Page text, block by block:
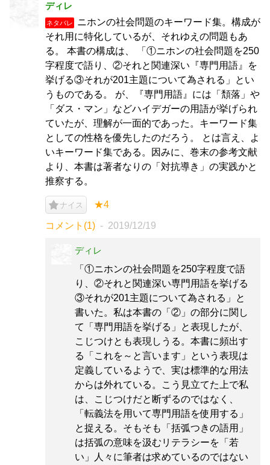
ディレ
ネタバレ
ニホンの社会問題のキーワード集。構成が
それ用に特化しているが、それゆえの問題もあ
る。 本書の構成は、 「①ニホンの社会問題を250
字程度で語り、②それと関連深い『専門用語』を
挙げる③それが201主題について為される」とい
うものである。 が、『専門用語』には「頽落」や
「ダス・マン」などハイデガーの用語が挙げられ
ていたが、理解が一面的であった。キーワード集
としての性格を優先したのだろう。 とは言え、よ
いキーワード集である。因みに、巻末の参考文献
より、本書は著者なりの「対抗導き」の実践かと
推察する。
ナイス ★4
コメント(1) 2019/12/19
ディレ
「①ニホンの社会問題を250字程度で語
り、②それと関連深い専門用語を挙げる
③それが201主題について為される」と
書いた。私は本書の「②」の部分に関し
て「専門用語を挙げる」と表現したが、
こじつけとも表現しうる。本書に頻出す
る「これを～と言います」という表現は
定義しているようで、実は標準的な用法
からは外れている。こう見立てた上で私
は、こじつけだと断ずるのではなく、
「転義法を用いて専門用語を使用する」
と捉える。そもそも「括弧つきの語用」
は括弧の意味を汲むリテラシーを「若
い」人々に筆者は求めているのではない